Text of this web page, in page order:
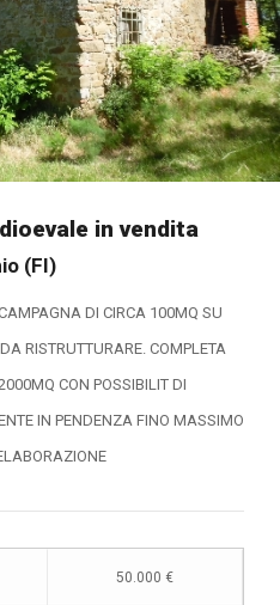
in vendita
(FI)
DI CIRCA 100MQ SU
RISTRUTTURARE. COMPLETA
CON POSSIBILIT DI
IN PENDENZA FINO MASSIMO
50.000 €